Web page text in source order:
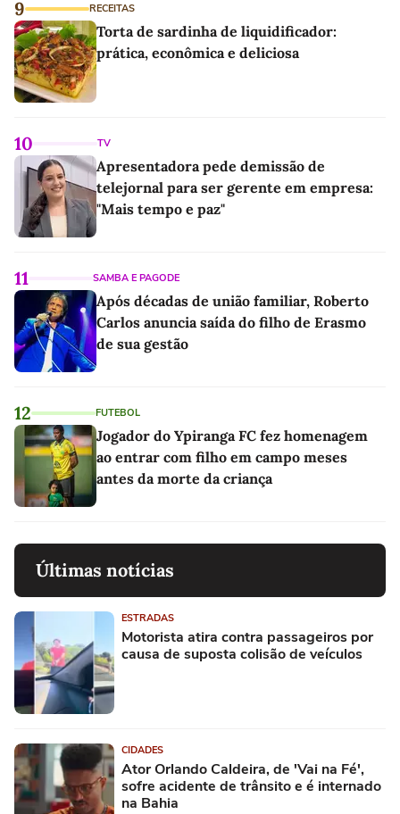
9 RECEITAS
Torta de sardinha de liquidificador:
prática, econômica e deliciosa
10 TV
Apresentadora pede demissão de
telejornal para ser gerente em empresa:
"Mais tempo e paz"
11 SAMBA E PAGODE
Após décadas de união familiar, Roberto
Carlos anuncia saída do filho de Erasmo
de sua gestão
12 FUTEBOL
Jogador do Ypiranga FC fez homenagem
ao entrar com filho em campo meses
antes da morte da criança
Últimas notícias
ESTRADAS
Motorista atira contra passageiros por
causa de suposta colisão de veículos
CIDADES
Ator Orlando Caldeira, de 'Vai na Fé',
sofre acidente de trânsito e é internado
na Bahia